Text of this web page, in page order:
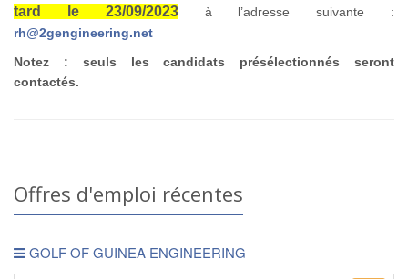
tard le 23/09/2023
à l’adresse suivante :
rh@2gengineering.net
Notez : seuls les candidats présélectionnés seront
contactés.
Offres d'emploi récentes
GOLF OF GUINEA ENGINEERING